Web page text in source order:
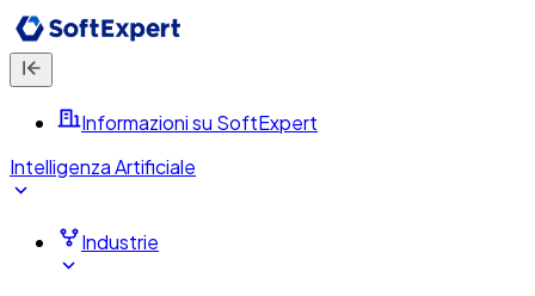
Informazioni su SoftExpert
Intelligenza Artificiale
Industrie